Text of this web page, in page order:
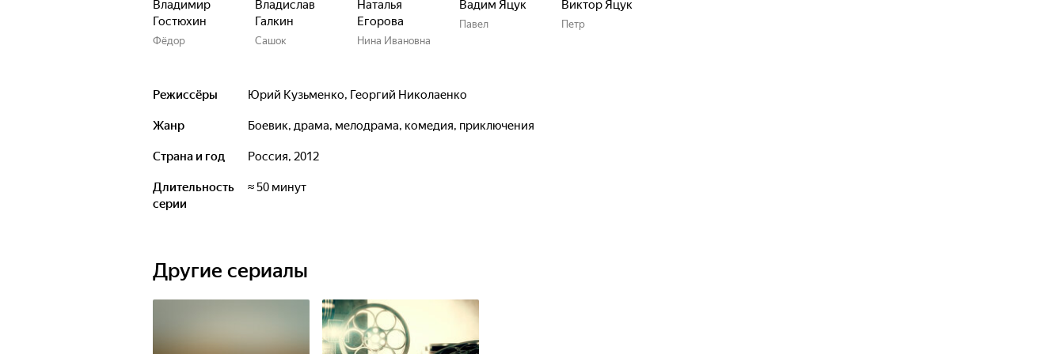
Владимир
Гостюхин
Фёдор
Владислав
Галкин
Сашок
Наталья
Егорова
Нина Ивановна
Вадим Яцук
Павел
Виктор Яцук
Петр
Режиссёры Юрий Кузьменко, Георгий Николаенко
Жанр боевик, драма, мелодрама, комедия, приключения
Страна и год Россия, 2012
Длительность
серии
≈ 50 минут
Другие сериалы